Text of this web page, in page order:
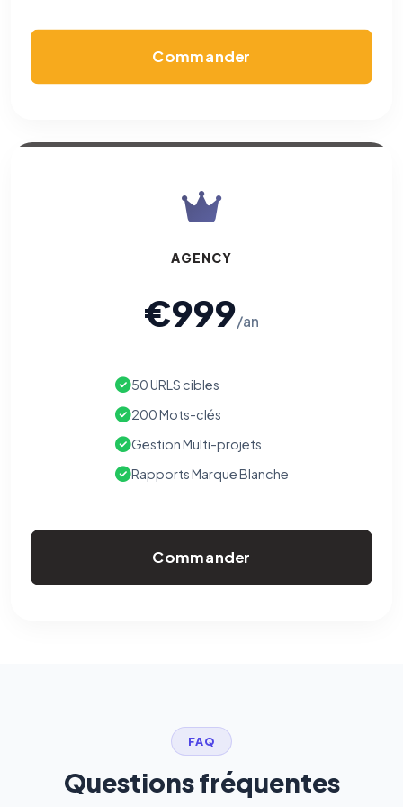
Commander
AGENCY
€999/an
50 URLS cibles
200 Mots-clés
Gestion Multi-projets
Rapports Marque Blanche
Commander
FAQ
Questions fréquentes